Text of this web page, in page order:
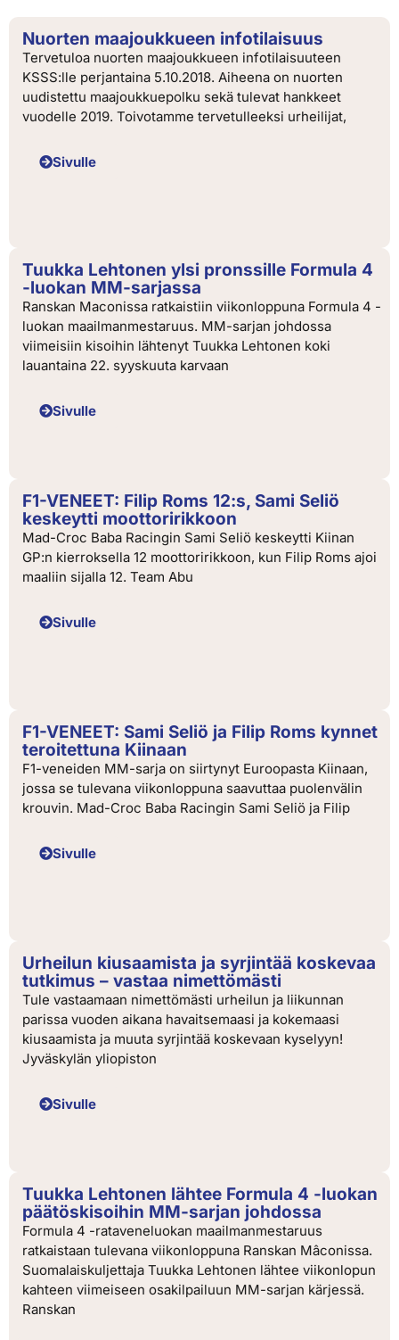
Nuorten maajoukkueen infotilaisuus
Tervetuloa nuorten maajoukkueen infotilaisuuteen
KSSS:lle perjantaina 5.10.2018. Aiheena on nuorten
uudistettu maajoukkuepolku sekä tulevat hankkeet
vuodelle 2019. Toivotamme tervetulleeksi urheilijat,
Sivulle
Tuukka Lehtonen ylsi pronssille Formula 4
-luokan MM-sarjassa
Ranskan Maconissa ratkaistiin viikonloppuna Formula 4 -
luokan maailmanmestaruus. MM-sarjan johdossa
viimeisiin kisoihin lähtenyt Tuukka Lehtonen koki
lauantaina 22. syyskuuta karvaan
Sivulle
F1-VENEET: Filip Roms 12:s, Sami Seliö
keskeytti moottoririkkoon
Mad-Croc Baba Racingin Sami Seliö keskeytti Kiinan
GP:n kierroksella 12 moottoririkkoon, kun Filip Roms ajoi
maaliin sijalla 12. Team Abu
Sivulle
F1-VENEET: Sami Seliö ja Filip Roms kynnet
teroitettuna Kiinaan
F1-veneiden MM-sarja on siirtynyt Euroopasta Kiinaan,
jossa se tulevana viikonloppuna saavuttaa puolenvälin
krouvin. Mad-Croc Baba Racingin Sami Seliö ja Filip
Sivulle
Urheilun kiusaamista ja syrjintää koskevaa
tutkimus – vastaa nimettömästi
Tule vastaamaan nimettömästi urheilun ja liikunnan
parissa vuoden aikana havaitsemaasi ja kokemaasi
kiusaamista ja muuta syrjintää koskevaan kyselyyn!
Jyväskylän yliopiston
Sivulle
Tuukka Lehtonen lähtee Formula 4 -luokan
päätöskisoihin MM-sarjan johdossa
Formula 4 -rataveneluokan maailmanmestaruus
ratkaistaan tulevana viikonloppuna Ranskan Mâconissa.
Suomalaiskuljettaja Tuukka Lehtonen lähtee viikonlopun
kahteen viimeiseen osakilpailuun MM-sarjan kärjessä.
Ranskan